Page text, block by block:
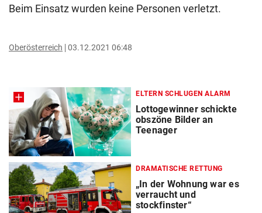
Beim Einsatz wurden keine Personen verletzt.
Oberösterreich 03.12.2021 06:48
ELTERN SCHLUGEN ALARM
Lottogewinner schickte
obszöne Bilder an
Teenager
DRAMATISCHE RETTUNG
„In der Wohnung war es
verraucht und
stockfinster“